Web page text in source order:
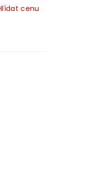
cenu